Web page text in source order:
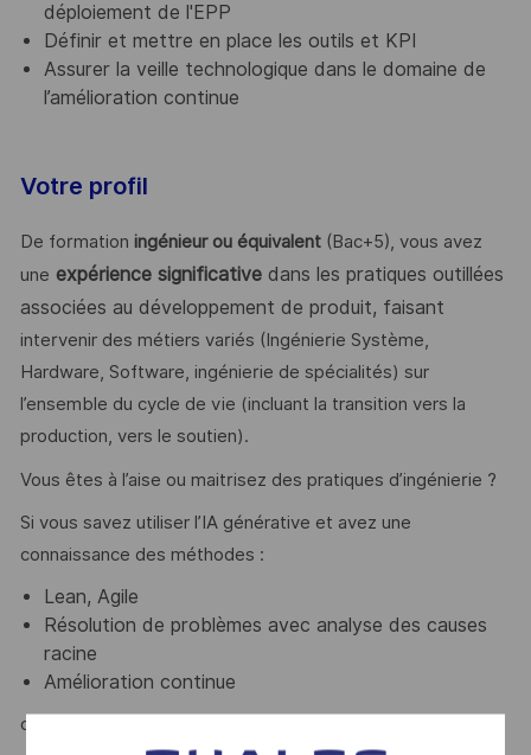
déploiement de l'EPP
Définir et mettre en place les outils et KPI
Assurer la veille technologique dans le domaine de
l’amélioration continue
Votre profil
De formation ingénieur ou équivalent (Bac+5), vous avez
une expérience significativedans les pratiques outillées
associées au développement de produit, faisant
intervenir des métiers variés (Ingénierie Système,
Hardware, Software, ingénierie de spécialités) sur
l’ensemble du cycle de vie (incluant la transition vers la
production, vers le soutien).
Vous êtes à l’aise ou maitrisez des pratiques d’ingénierie ?
Si vous savez utiliser l’IA générative et avez une
connaissance des méthodes :
Lean, Agile
Résolution de problèmes avec analyse des causes
racine
Amélioration continue
c'est un plus !